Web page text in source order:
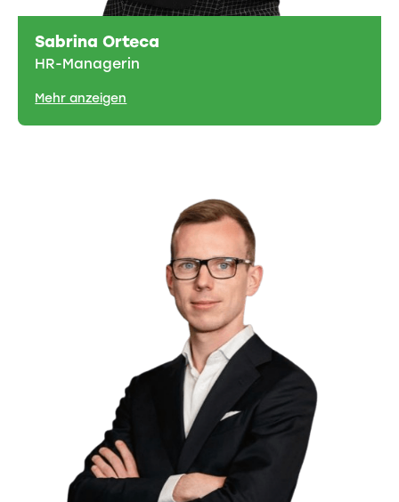
Sabrina Orteca
HR-Managerin
Mehr anzeigen